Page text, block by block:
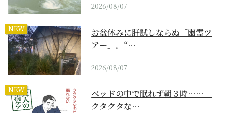
2026/08/07
NEW
お盆休みに肝試しならぬ「幽霊ツ
アー」。“…
2026/08/07
NEW
ベッドの中で眠れず朝３時……｜
クタクタな…